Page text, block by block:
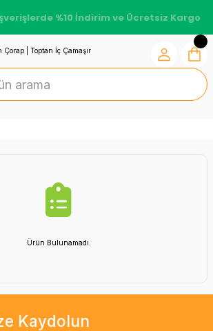
%10 İndirim ve Ücretsiz Kargo
Ürün Bulunamadı.
Kaydolun